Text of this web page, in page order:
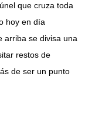
que cruza toda
hoy en día
arriba se divisa una
restos de
de ser un punto